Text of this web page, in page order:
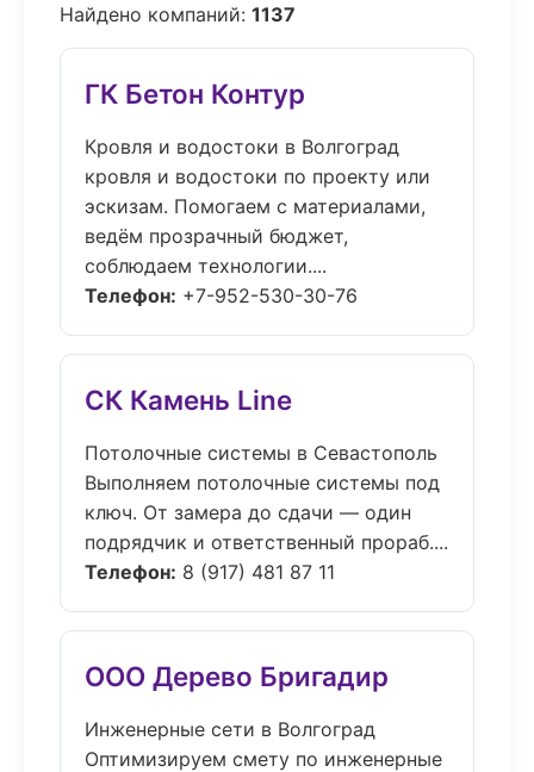
Найдено компаний: 1137
ГК Бетон Контур
Кровля и водостоки в Волгоград
кровля и водостоки по проекту или
эскизам. Помогаем с материалами,
ведём прозрачный бюджет,
соблюдаем технологии....
Телефон: +7-952-530-30-76
СК Камень Line
Потолочные системы в Севастополь
Выполняем потолочные системы под
ключ. От замера до сдачи — один
подрядчик и ответственный прораб....
Телефон: 8 (917) 481 87 11
ООО Дерево Бригадир
Инженерные сети в Волгоград
Оптимизируем смету по инженерные